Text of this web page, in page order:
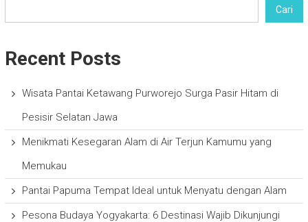
Cari
Recent Posts
Wisata Pantai Ketawang Purworejo Surga Pasir Hitam di
Pesisir Selatan Jawa
Menikmati Kesegaran Alam di Air Terjun Kamumu yang
Memukau
Pantai Papuma Tempat Ideal untuk Menyatu dengan Alam
Pesona Budaya Yogyakarta: 6 Destinasi Wajib Dikunjungi